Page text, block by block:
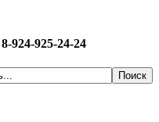
8-924-925-24-24